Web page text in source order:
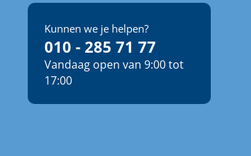
Kunnen we je helpen?
010 - 285 71 77
Vandaag open van 9:00 tot
17:00